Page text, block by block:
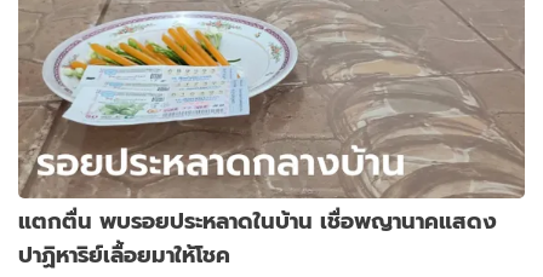
แตกตื่น พบรอยประหลาดในบ้าน เชื่อพญานาคแสดง
ปาฏิหาริย์เลื้อยมาให้โชค